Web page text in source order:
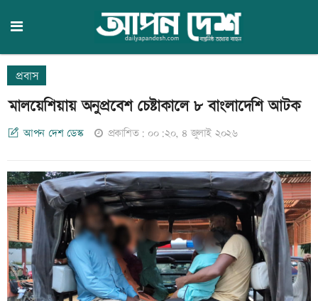
প্রবাস
মালয়েশিয়ায় অনুপ্রবেশ চেষ্টাকালে ৮ বাংলাদেশি আটক
আপন দেশ ডেস্ক প্রকাশিত: ০০:২০, ৪ জুলাই ২০২৬